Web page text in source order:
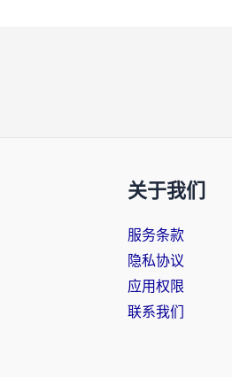
关于我们
服务条款
隐私协议
应用权限
联系我们